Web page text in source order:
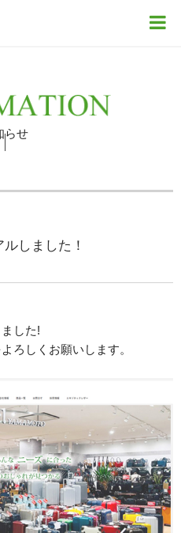
らせ
しました！
した!
ろしくお願いします。